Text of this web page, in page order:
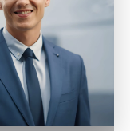
Späth